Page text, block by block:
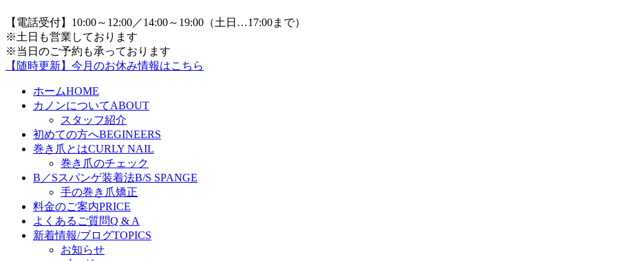
【電話受付】10:00～12:00／14:00～19:00（土日…17:00まで）
※土日も営業しております
※当日のご予約も承っております
【随時更新】今月のお休み情報はこちら
ホームHOME
カノンについてABOUT
スタッフ紹介
初めての方へBEGINEERS
巻き爪とはCURLY NAIL
巻き爪のチェック
B／Sスパンゲ装着法B/S SPANGE
手の巻き爪矯正
料金のご案内PRICE
よくあるご質問Q & A
新着情報/ブログTOPICS
お知らせ